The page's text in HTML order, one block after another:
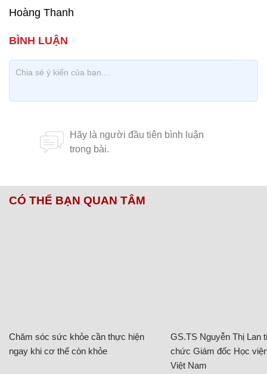
Hoàng Thanh
CÓ THỂ BẠN QUAN TÂM
Chăm sóc sức khỏe cần thực hiện
ngay khi cơ thể còn khỏe
GS.TS Nguyễn Thị Lan
chức Giám đốc Học
Việt Nam